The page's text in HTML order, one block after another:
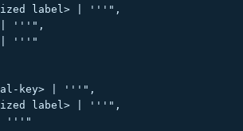
label> | '''",
'''",
'''"
key> | '''",
label> | '''",
'''"